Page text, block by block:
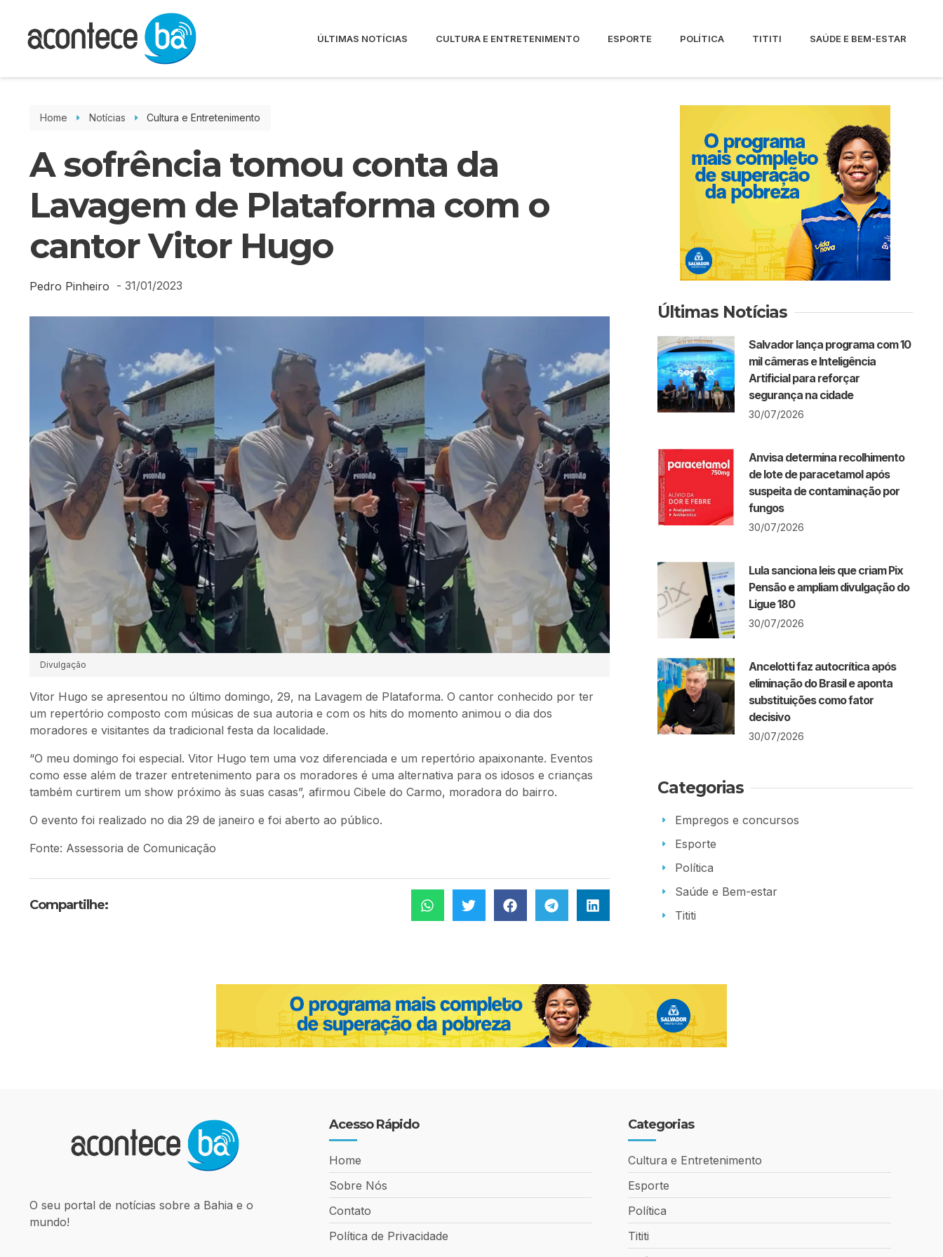
ÚLTIMAS NOTÍCIAS CULTURA E ENTRETENIMENTO ESPORTE POLÍTICA TITITI SAÚDE E BEM-ESTAR
Home Notícias Cultura e Entretenimento
A sofrência tomou conta da
Lavagem de Plataforma com o
cantor Vitor Hugo
Pedro Pinheiro - 31/01/2023
Divulgação
Vitor Hugo se apresentou no último domingo, 29, na Lavagem de Plataforma. O cantor conhecido por ter
um repertório composto com músicas de sua autoria e com os hits do momento animou o dia dos
moradores e visitantes da tradicional festa da localidade.
“O meu domingo foi especial. Vitor Hugo tem uma voz diferenciada e um repertório apaixonante. Eventos
como esse além de trazer entretenimento para os moradores é uma alternativa para os idosos e crianças
também curtirem um show próximo às suas casas”, afirmou Cibele do Carmo, moradora do bairro.
O evento foi realizado no dia 29 de janeiro e foi aberto ao público.
Fonte: Assessoria de Comunicação
Compartilhe:
Últimas Notícias
Salvador lança programa com 10
mil câmeras e Inteligência
Artificial para reforçar
segurança na cidade
30/07/2026
Anvisa determina recolhimento
de lote de paracetamol após
suspeita de contaminação por
fungos
30/07/2026
Lula sanciona leis que criam Pix
Pensão e ampliam divulgação do
Ligue 180
30/07/2026
Ancelotti faz autocrítica após
eliminação do Brasil e aponta
substituições como fator
decisivo
30/07/2026
Categorias
Empregos e concursos
Esporte
Política
Saúde e Bem-estar
Tititi
O seu portal de notícias sobre a Bahia e o
mundo!
Acesso Rápido
Home
Sobre Nós
Contato
Política de Privacidade
Categorias
Cultura e Entretenimento
Esporte
Política
Tititi